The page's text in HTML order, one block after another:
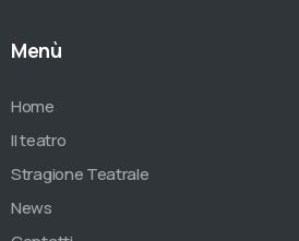
Menù
Home
Il teatro
Stragione Teatrale
News